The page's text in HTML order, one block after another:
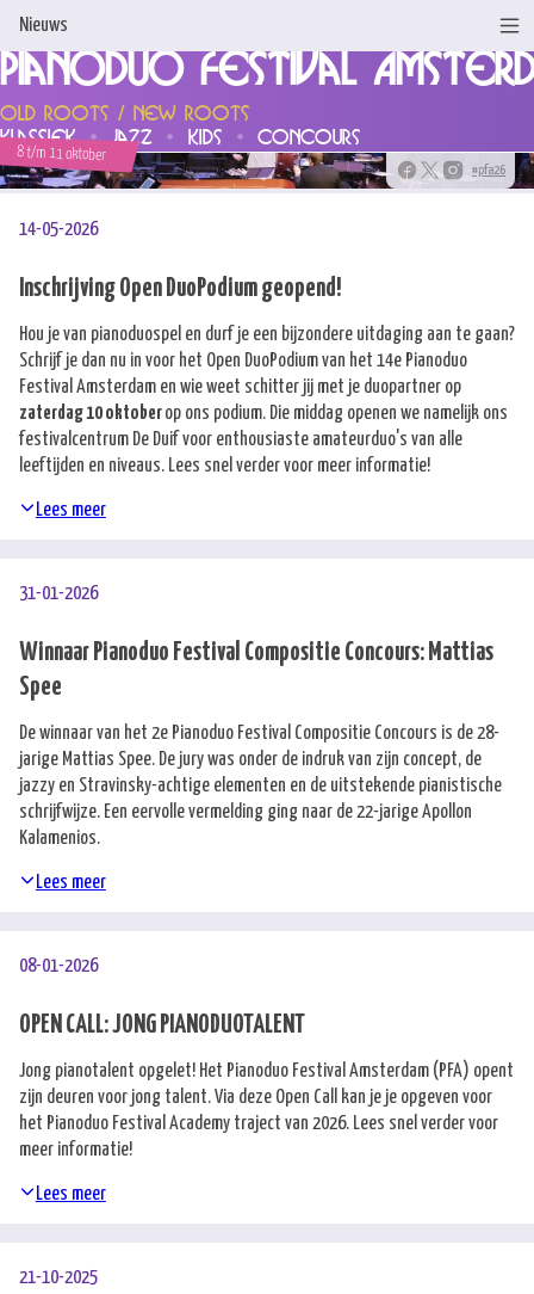
Nieuws
Nieuws
Steun ons!
Over ons
Concoursen
Contact
Pianoduo Festival
Old Roots / New Roots
klassiek
jazz kids concours
8 t/m 11 oktober
#pfa26
14-05-2026
Inschrijving Open DuoPodium geopend!
Hou je van pianoduospel en durf je een bijzondere uitdaging aan te gaan?
Schrijf je dan nu in voor het Open DuoPodium van het 14e Pianoduo
Festival Amsterdam en wie weet schitter jij met je duopartner op
zaterdag 10 oktoberop ons podium. Die middag openen we namelijk ons
festivalcentrum De Duif voor enthousiaste amateurduo's van alle
leeftijden en niveaus. Lees snel verder voor meer informatie!
Lees meer
31-01-2026
Winnaar Pianoduo Festival Compositie Concours: Mattias
Spee
De winnaar van het 2e Pianoduo Festival Compositie Concours is de 28-
jarige Mattias Spee. De jury was onder de indruk van zijn concept, de
jazzy en Stravinsky-achtige elementen en de uitstekende pianistische
schrijfwijze. Een eervolle vermelding ging naar de 22-jarige Apollon
Kalamenios.
Lees meer
08-01-2026
OPEN CALL: JONG PIANODUOTALENT
Jong pianotalent opgelet! Het Pianoduo Festival Amsterdam (PFA) opent
zijn deuren voor jong talent. Via deze Open Call kan je je opgeven voor
het Pianoduo Festival Academy traject van 2026. Lees snel verder voor
meer informatie!
Lees meer
21-10-2025